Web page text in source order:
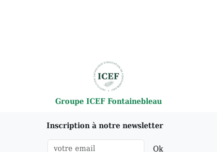
Groupe ICEF Fontainebleau
Inscription à notre newsletter
Ok